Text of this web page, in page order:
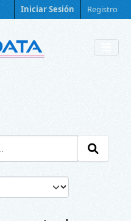
Iniciar Sesión Registro